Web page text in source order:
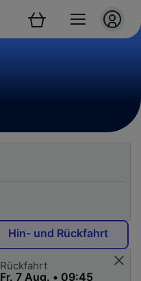
Hin- und Rückfahrt
Rückfahrt